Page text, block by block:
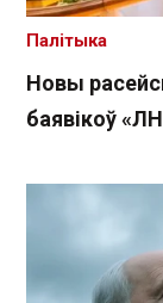
Новы
баявікоў
Палітыка